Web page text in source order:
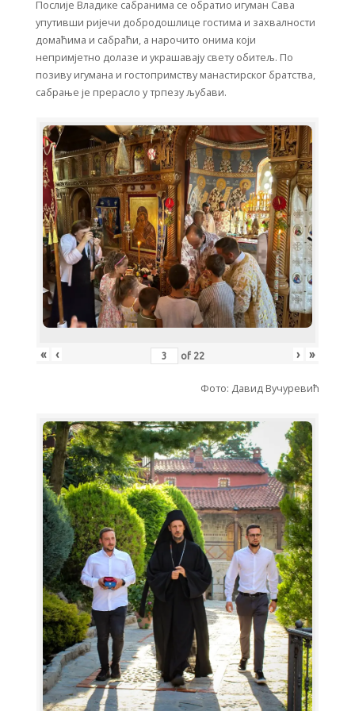
Послије Владике сабранима се обратио игуман Сава
упутивши ријечи добродошлице гостима и захвалности
домаћима и сабраћи, а нарочито онима који
непримјетно долазе и украшавају свету обитељ. По
позиву игумана и гостопримству манастирског братства,
сабрање је прерасло у трпезу љубави.
« ‹ of 22 › »
Фото: Давид Вучуревић